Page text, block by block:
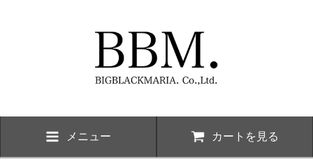
メニュー カートを見る